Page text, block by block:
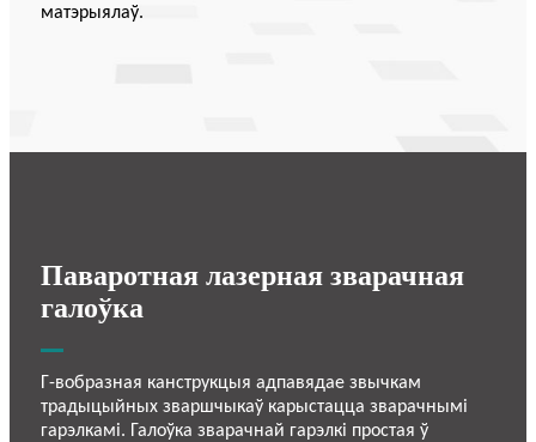
матэрыялаў.
Паваротная лазерная зварачная
галоўка
Г-вобразная канструкцыя адпавядае звычкам
традыцыйных зваршчыкаў карыстацца зварачнымі
гарэлкамі. Галоўка зварачнай гарэлкі простая ў